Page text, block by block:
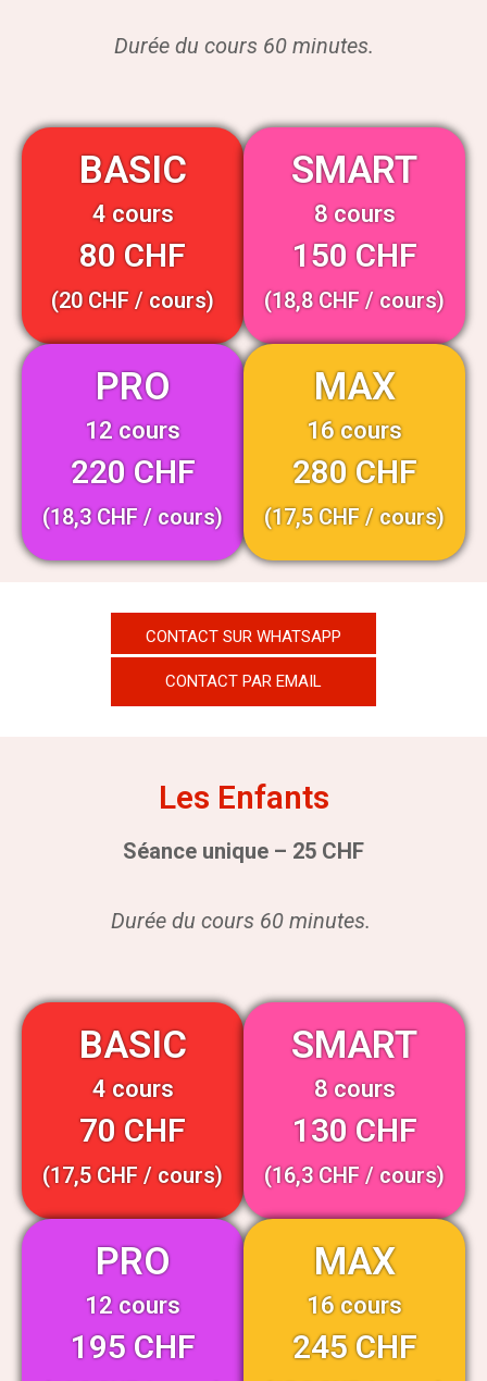
Durée du cours 60 minutes.
BASIC
4 cours
80 CHF
(20 CHF / cours)
SMART
8 cours
150 CHF
(18,8 CHF / cours)
PRO
12 cours
220 CHF
(18,3 CHF / cours)
MAX
16 cours
280 CHF
(17,5 CHF / cours)
CONTACT SUR WHATSAPP
CONTACT PAR EMAIL
Les Enfants
Séance unique – 25 CHF
Durée du cours 60 minutes.
BASIC
4 cours
70 CHF
(17,5 CHF / cours)
SMART
8 cours
130 CHF
(16,3 CHF / cours)
PRO
12 cours
195 CHF
MAX
16 cours
245 CHF